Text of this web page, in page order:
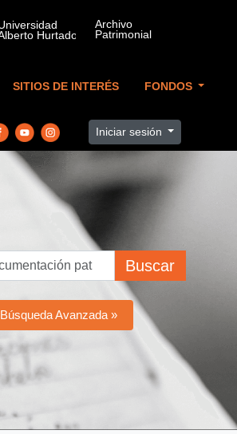
SITIOS DE INTERÉS FONDOS
Iniciar sesión
Buscar
Búsqueda Avanzada »